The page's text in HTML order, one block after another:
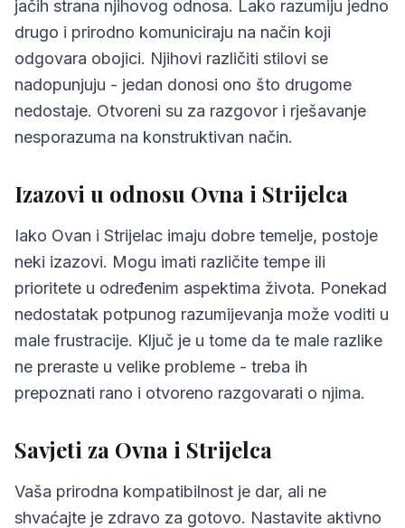
jačih strana njihovog odnosa. Lako razumiju jedno
drugo i prirodno komuniciraju na način koji
odgovara obojici. Njihovi različiti stilovi se
nadopunjuju - jedan donosi ono što drugome
nedostaje. Otvoreni su za razgovor i rješavanje
nesporazuma na konstruktivan način.
Izazovi u odnosu Ovna i Strijelca
Iako Ovan i Strijelac imaju dobre temelje, postoje
neki izazovi. Mogu imati različite tempe ili
prioritete u određenim aspektima života. Ponekad
nedostatak potpunog razumijevanja može voditi u
male frustracije. Ključ je u tome da te male razlike
ne preraste u velike probleme - treba ih
prepoznati rano i otvoreno razgovarati o njima.
Savjeti za Ovna i Strijelca
Vaša prirodna kompatibilnost je dar, ali ne
shvaćajte je zdravo za gotovo. Nastavite aktivno